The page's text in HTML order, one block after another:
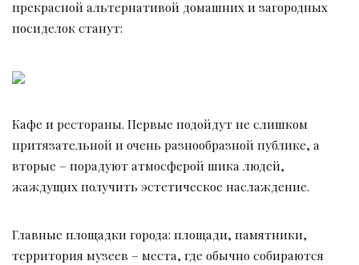
прекрасной альтернативой домашних и загородных
посиделок станут:
Кафе и рестораны. Первые подойдут не слишком
притязательной и очень разнообразной публике, а
вторые – порадуют атмосферой шика людей,
жаждущих получить эстетическое наслаждение.
Главные площадки города: площади, памятники,
территория музеев – места, где обычно собираются